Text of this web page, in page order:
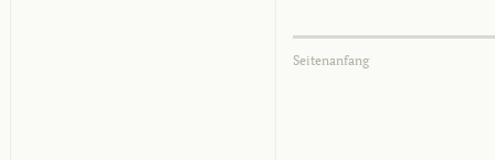
Seitenanfang